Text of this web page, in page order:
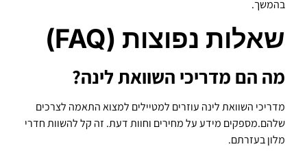
בהמשך.
שאלות נפוצות (FAQ)
מה הם מדריכי השוואת לינה?
מדריכי השוואת לינה עוזרים למטיילים למצוא התאמה לצרכים
שלהם.מספקים מידע על מחירים וחוות דעת. זה קל להשוות חדרי
מלון בעזרתם.